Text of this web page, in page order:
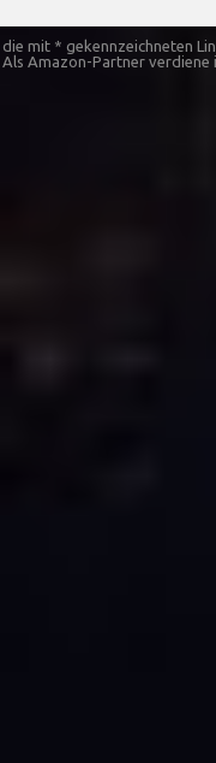
die mit * gekennzeichneten
Als Amazon-Partner verdiene